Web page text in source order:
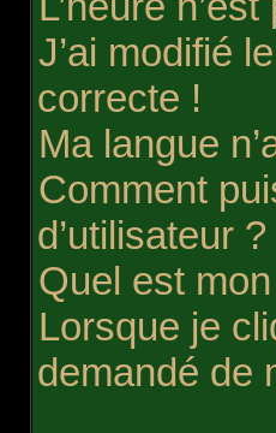
J’ai modifié
correcte !
Ma langue
Comment
d’utilisateur ?
Quel est
Lorsque je
demandé de